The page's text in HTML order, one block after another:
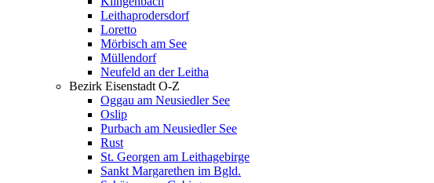
Leithaprodersdorf
Loretto
Mörbisch am See
Müllendorf
Neufeld an der Leitha
Bezirk Eisenstadt O-Z
Oggau am Neusiedler See
Oslip
Purbach am Neusiedler See
Rust
St. Georgen am Leithagebirge
Sankt Margarethen im Bgld.